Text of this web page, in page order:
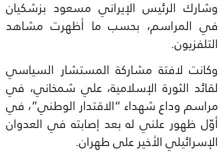
وشارك الرئيس الإيراني مسعود بزشكيان
في المراسم، بحسب ما أظهرت مشاهد
التلفزيون.
وكانت لافتة مشاركة المستشار السياسي
لقائد الثورة الإسلامية، علي شمخاني، في
مراسم وداع شهداء “الاقتدار الوطني”، في
أوّل ظهور علني له بعد إصابته في العدوان
الإسرائيلي الأخير على طهران.